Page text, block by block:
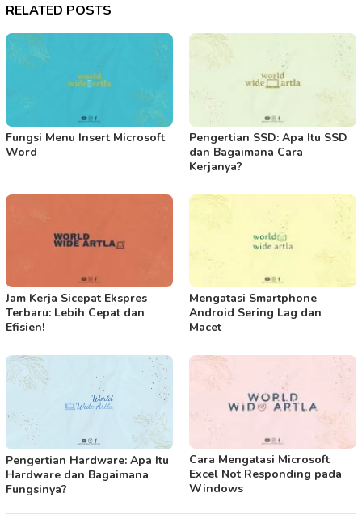
RELATED POSTS
Fungsi Menu Insert Microsoft
Word
Pengertian SSD: Apa Itu SSD
dan Bagaimana Cara
Kerjanya?
Jam Kerja Sicepat Ekspres
Terbaru: Lebih Cepat dan
Efisien!
Mengatasi Smartphone
Android Sering Lag dan
Macet
Pengertian Hardware: Apa Itu
Hardware dan Bagaimana
Fungsinya?
Cara Mengatasi Microsoft
Excel Not Responding pada
Windows